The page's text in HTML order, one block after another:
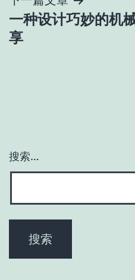
航
一种设计巧妙的机
享
搜索…